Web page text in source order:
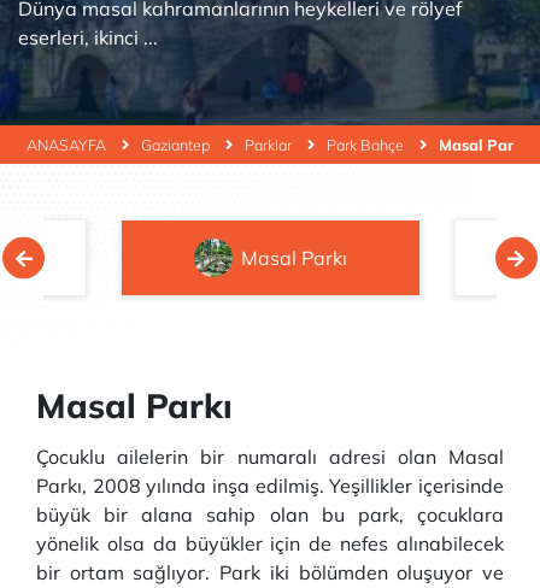
ANASAYFA Gaziantep Parklar Park Bahçe Masal Parkı
Dünya masal kahramanlarının heykelleri ve rölyef
eserleri, ikinci ...
Masal Parkı
Masal Parkı
Çocuklu ailelerin bir numaralı adresi olan Masal
Parkı, 2008 yılında inşa edilmiş. Yeşillikler içerisinde
büyük bir alana sahip olan bu park, çocuklara
yönelik olsa da büyükler için de nefes alınabilecek
bir ortam sağlıyor. Park iki bölümden oluşuyor ve